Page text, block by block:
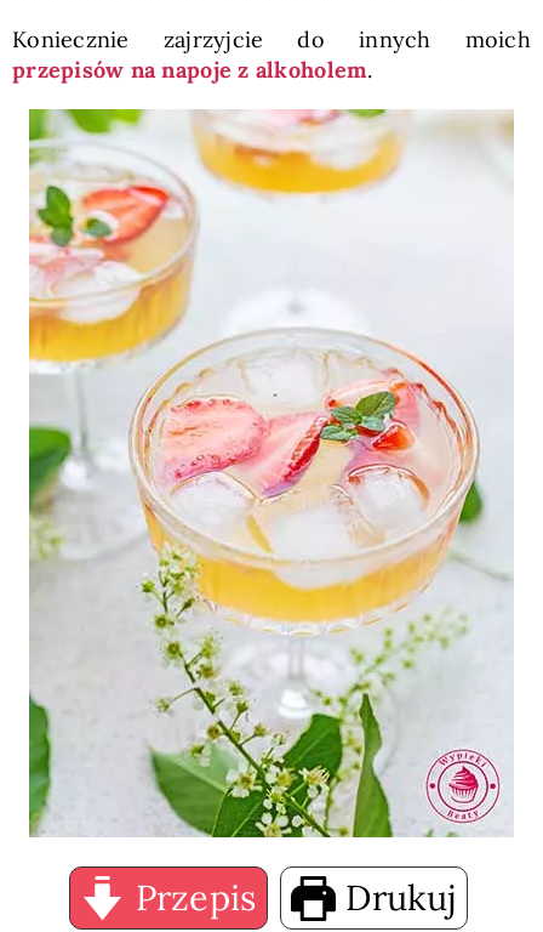
Koniecznie zajrzyjcie do innych moich
przepisów na napoje z alkoholem.
Przepis Drukuj